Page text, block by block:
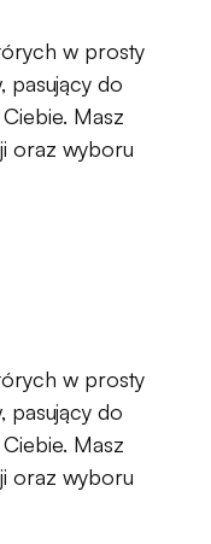
w prosty
pasujący do
Masz
oraz wyboru
w prosty
pasujący do
Masz
oraz wyboru